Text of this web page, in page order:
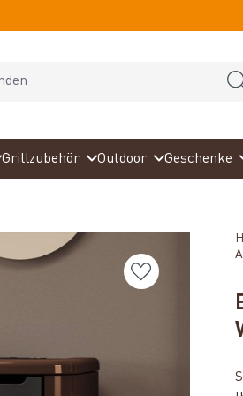
Grillzubehör Outdoor Geschenke